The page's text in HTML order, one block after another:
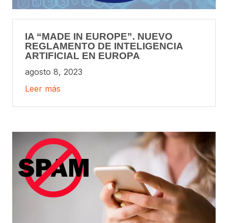
IA “MADE IN EUROPE”. NUEVO
REGLAMENTO DE INTELIGENCIA
ARTIFICIAL EN EUROPA
agosto 8, 2023
Leer más